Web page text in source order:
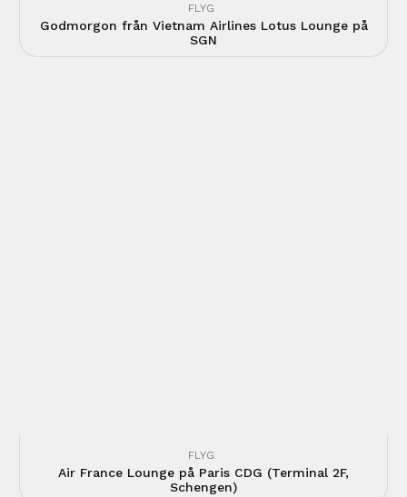
FLYG
Godmorgon från Vietnam Airlines Lotus Lounge på
SGN
FLYG
Air France Lounge på Paris CDG (Terminal 2F,
Schengen)